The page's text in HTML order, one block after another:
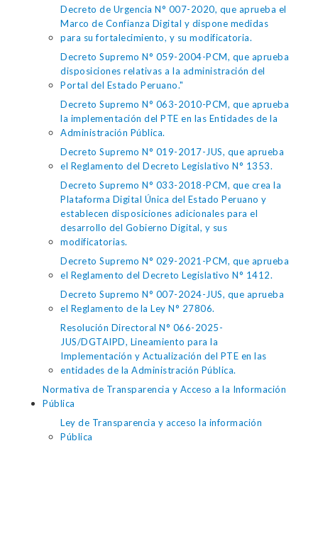
Decreto de Urgencia N° 007-2020, que aprueba el
Marco de Confianza Digital y dispone medidas
para su fortalecimiento, y su modificatoria.
Decreto Supremo N° 059-2004-PCM, que aprueba
disposiciones relativas a la administración del
Portal del Estado Peruano."
Decreto Supremo N° 063-2010-PCM, que aprueba
la implementación del PTE en las Entidades de la
Administración Pública.
Decreto Supremo N° 019-2017-JUS, que aprueba
el Reglamento del Decreto Legislativo N° 1353.
Decreto Supremo N° 033-2018-PCM, que crea la
Plataforma Digital Única del Estado Peruano y
establecen disposiciones adicionales para el
desarrollo del Gobierno Digital, y sus
modificatorias.
Decreto Supremo N° 029-2021-PCM, que aprueba
el Reglamento del Decreto Legislativo N° 1412.
Decreto Supremo N° 007-2024-JUS, que aprueba
el Reglamento de la Ley N° 27806.
Resolución Directoral N° 066-2025-
JUS/DGTAIPD, Lineamiento para la
Implementación y Actualización del PTE en las
entidades de la Administración Pública.
Normativa de Transparencia y Acceso a la Información
Pública
Ley de Transparencia y acceso la información
Pública